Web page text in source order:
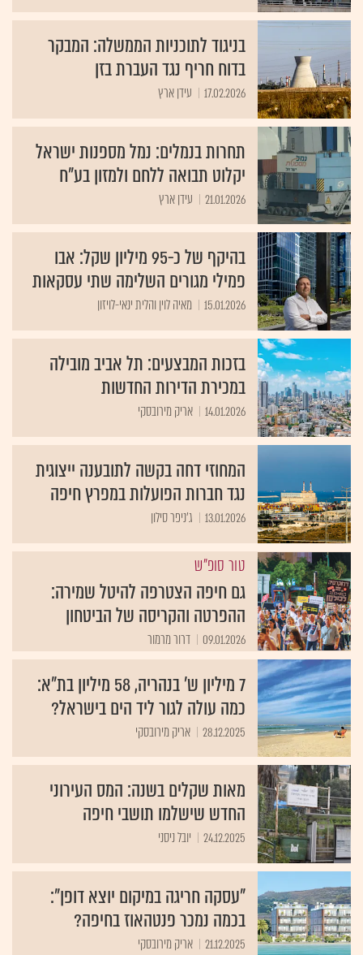
בניגוד לתוכניות הממשלה: המבקר
בדוח חריף נגד העברת בזן
17.02.2026 עידן ארץ
תחרות בנמלים: נמל מספנות ישראל
יקלוט תבואה ללחם ולמזון בע"ח
21.01.2026 עידן ארץ
בהיקף של כ-95 מיליון שקל: אבו
פמילי מגורים השלימה שתי עסקאות
15.01.2026 מאיה לוין והלית ינאי-לויזון
בזכות המבצעים: תל אביב מובילה
במכירת הדירות החדשות
14.01.2026 אריק מירובסקי
המחוזי דחה בקשה לתובענה ייצוגית
נגד חברות הפועלות במפרץ חיפה
13.01.2026 ג'ניפר סילון
טור סופ"ש
גם חיפה הצטרפה להיטל שמירה:
ההפרטה והקריסה של הביטחון
09.01.2026 דרור מרמור
7 מיליון ש' בנהריה, 58 מיליון בת"א:
כמה עולה לגור ליד הים בישראל?
28.12.2025 אריק מירובסקי
מאות שקלים בשנה: המס העירוני
החדש שישלמו תושבי חיפה
24.12.2025 יובל ניסני
"עסקה חריגה במיקום יוצא דופן":
בכמה נמכר פנטהאוז בחיפה?
21.12.2025 אריק מירובסקי